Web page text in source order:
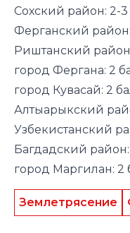
Сохский район: 2-3
Ферганский район:
Риштанский
город Фергана: 2
город Кувасай: 2
Алтыарыкский
Узбекистанский
Багдадский район:
город Маргилан: 2
Землетрясение